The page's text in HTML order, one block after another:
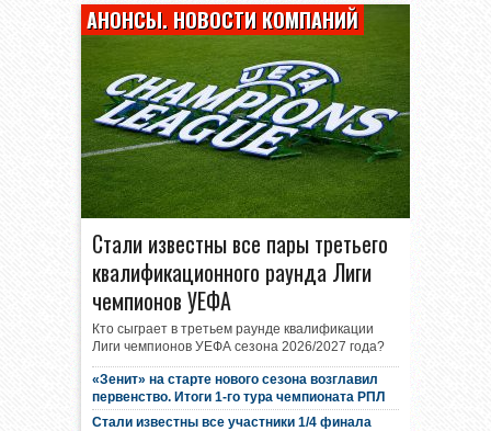
АНОНСЫ. НОВОСТИ КОМПАНИЙ
Стали известны все пары третьего
квалификационного раунда Лиги
чемпионов УЕФА
Кто сыграет в третьем раунде квалификации
Лиги чемпионов УЕФА сезона 2026/2027 года?
«Зенит» на старте нового сезона возглавил
первенство. Итоги 1-го тура чемпионата РПЛ
Стали известны все участники 1/4 финала